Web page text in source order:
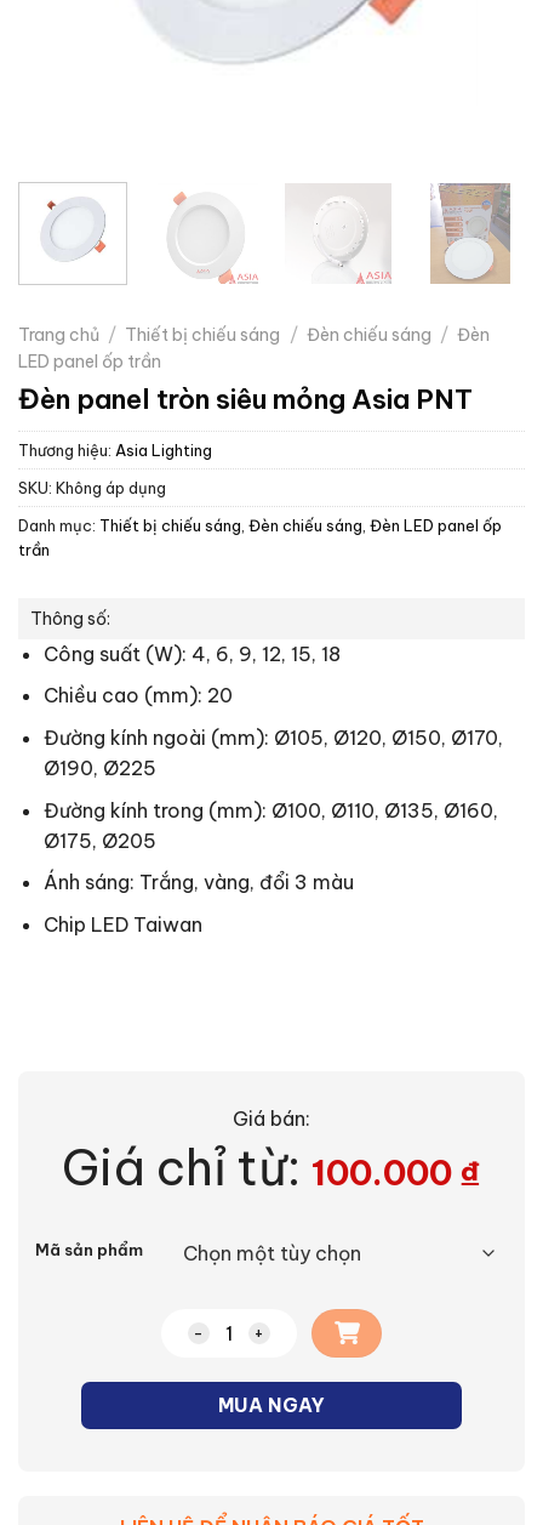
Trang chủ / Thiết bị chiếu sáng / Đèn chiếu sáng / Đèn
LED panel ốp trần
Đèn panel tròn siêu mỏng Asia PNT
Thương hiệu: Asia Lighting
SKU: Không áp dụng
Danh mục: Thiết bị chiếu sáng Đèn chiếu sáng Đèn LED panel ốp
trần
Thông số:
Công suất (W): 4, 6, 9, 12, 15, 18
Chiều cao (mm): 20
Đường kính ngoài (mm): Ø105, Ø120, Ø150, Ø170,
Ø190, Ø225
Đường kính trong (mm): Ø100, Ø110, Ø135, Ø160,
Ø175, Ø205
Ánh sáng: Trắng, vàng, đổi 3 màu
Chip LED Taiwan
Giá bán:
Giá chỉ từ: 100.000 ₫
Mã sản phẩm
Đèn panel tròn siêu mỏng Asia PNT số
MUA NGAY